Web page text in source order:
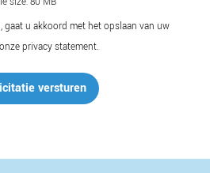
gaat u akkoord met het opslaan van uw
privacy statement.
versturen